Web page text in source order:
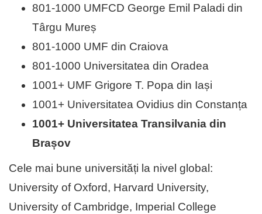
801-1000 UMFCD George Emil Paladi din
Târgu Mureș
801-1000 UMF din Craiova
801-1000 Universitatea din Oradea
1001+ UMF Grigore T. Popa din Iași
1001+ Universitatea Ovidius din Constanța
1001+ Universitatea Transilvania din
Brașov
Cele mai bune universități la nivel global:
University of Oxford, Harvard University,
University of Cambridge, Imperial College